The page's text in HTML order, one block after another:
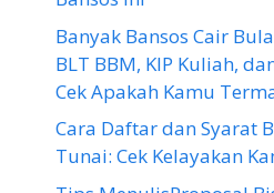
Banyak Bansos Cair
BLT BBM, KIP Kuliah,
Cek Apakah Kamu
Cara Daftar dan Syarat
Tunai: Cek Kelayakan